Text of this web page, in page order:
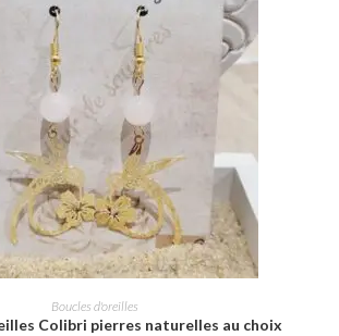
CHOIX DES OPTIONS
Boucles d'oreilles
Colibri pierres naturelles au choix